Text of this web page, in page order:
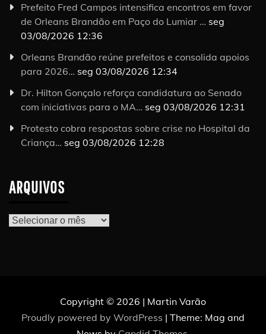
Prefeito Fred Campos intensifica encontros em favor
de Orleans Brandão em Paço do Lumiar … seg
03/08/2026 12:36
Orleans Brandão reúne prefeitos e consolida apoios
para 2026… seg 03/08/2026 12:34
Dr. Hilton Gonçalo reforça candidatura ao Senado
com iniciativas para o MA… seg 03/08/2026 12:31
Protesto cobra respostas sobre crise no Hospital da
Criança… seg 03/08/2026 12:28
ARQUIVOS
Arquivos
Copyright © 2026 | Martin Varão
Proudly powered by WordPress | Theme: Mag and